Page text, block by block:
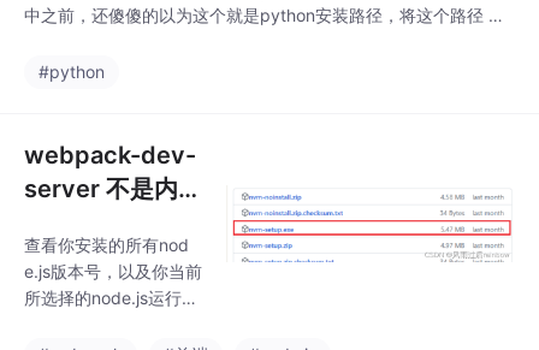
中之前，还傻傻的以为这个就是python安装路径，将这个路径 添
式。如何找到真正的python安装路径呢？ 两种方法：方法一：在
#python
webpack-dev-
server 不是内部
是可运行的程序
或批处理文件
查看你安装的所有nod
e.js版本号，以及你当前
所选择的node.js运行版